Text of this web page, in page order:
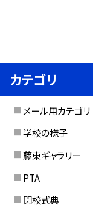
カテゴリ
メール用カテゴリ
学校の様子
藤東ギャラリー
PTA
閉校式典